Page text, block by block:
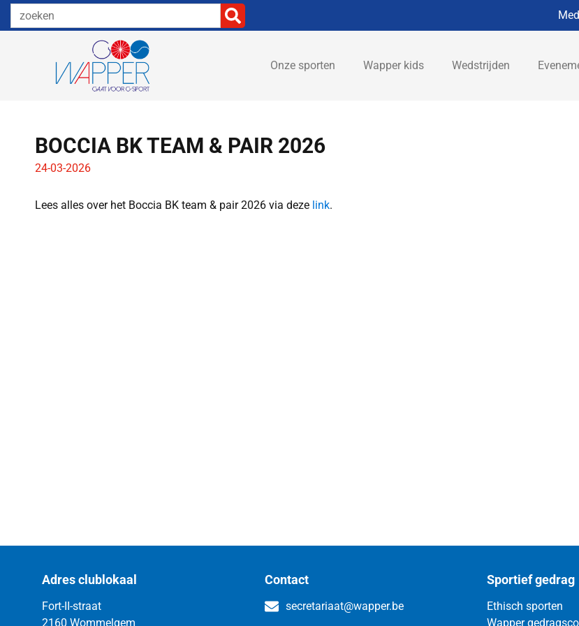
Onze sporten Wapper kids Wedstrijden
BOCCIA BK TEAM & PAIR 2026
24-03-2026
Lees alles over het Boccia BK team & pair 2026 via deze link.
Adres clublokaal
Fort-II-straat
2160 Wommelgem
Contact
secretariaat@wapper.be
Sportief gedrag
Ethisch sporten
Wapper